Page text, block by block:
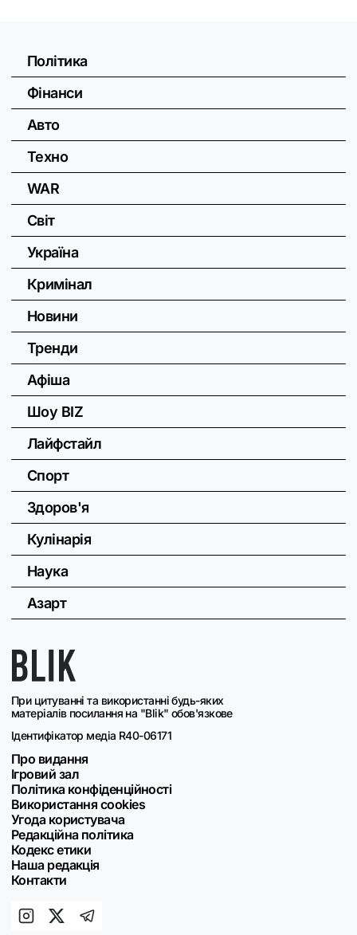
При цитуванні та використанні будь-яких
матеріалів посилання на "Blik" обов'язкове
Ідентифікатор медіа R40-06171
Про видання
Ігровий зал
Політика конфіденційності
Використання cookies
Угода користувача
Редакційна політика
Кодекс етики
Наша редакція
Контакти
Політика
Фінанси
Авто
Техно
WAR
Світ
Україна
Кримінал
Новини
Тренди
Афіша
Шоу BIZ
Лайфстайл
Спорт
Здоров'я
Кулінарія
Наука
Азарт